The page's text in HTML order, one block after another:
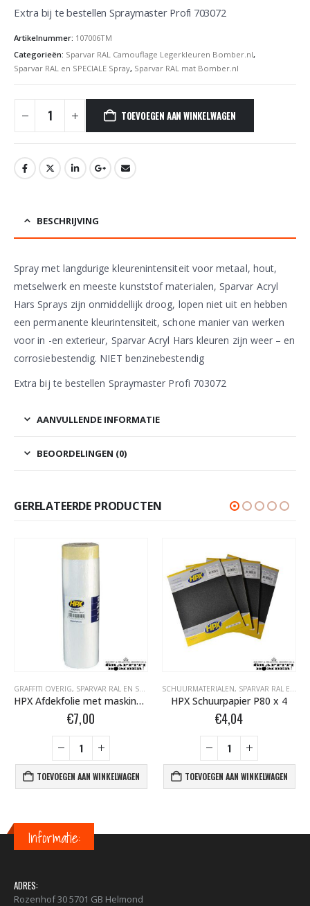
Extra bij te bestellen Spraymaster Profi 703072
Artikelnummer: 107006TM
Categorieën: Sparvar RAL Camouflage Legerkleuren Bomber.nl,
Sparvar RAL en SPECIALE Spray, Sparvar RAL mat Bomber.nl
TOEVOEGEN AAN WINKELWAGEN
BESCHRIJVING
Spray met langdurige kleurenintensiteit voor metaal, hout,
metselwerk en meeste kunststof materialen, Sparvar Acryl
Hars Sprays zijn onmiddellijk droog, lopen niet uit en hebben
een permanente kleurintensiteit, schone manier van werken
voor in -en exterieur, Sparvar Acryl Hars kleuren zijn weer – en
corrosiebestendig. NIET benzinebestendig
Extra bij te bestellen Spraymaster Profi 703072
AANVULLENDE INFORMATIE
BEOORDELINGEN (0)
GERELATEERDE PRODUCTEN
, TAPE- EN AFDEKMATERIALEN
GRAFFITI OVERIG, SPARVAR RAL EN SPECIALE SPRAY ,TAPE- EN AFDEKMATERIALEN
HPX Afdekfolie met masking tape 2700mm X 16m PM270016
€7,00
TOEVOEGEN AAN WINKELWAGEN
SCHUURMATERIALEN, SPARVAR RAL EN SPECIALE SPRAY
HPX Schuurpapier P80 x 4
€4,04
TOEVOEGEN AAN WINKELWAGEN
Informatie:
ADRES:
Rozenhof 30 5701 GB Helmond